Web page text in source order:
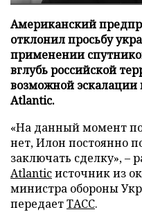
Американский
отклонил просьбу
применении
вглубь российской
возможной
Atlantic.
«На данный момент
нет, Илон постоянно
заключать сделку», –
Atlanticисточник из
министра обороны
передаетТАСС.